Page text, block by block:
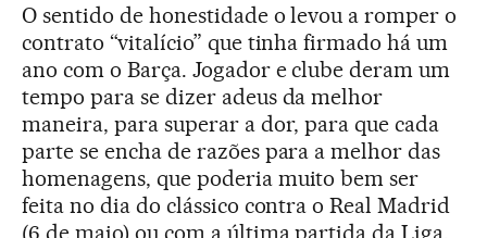
O sentido de honestidade o levou a romper o
contrato “vitalício” que tinha firmado há um
ano com o Barça. Jogador e clube deram um
tempo para se dizer adeus da melhor
maneira, para superar a dor, para que cada
parte se encha de razões para a melhor das
homenagens, que poderia muito bem ser
feita no dia do clássico contra o Real Madrid
(6 de maio) ou com a última partida da Liga.